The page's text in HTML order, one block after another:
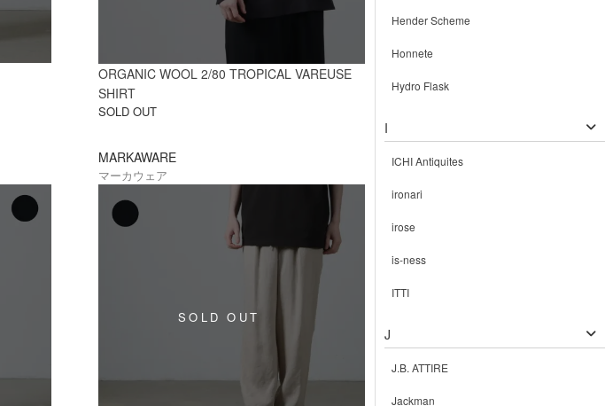
ORGANIC WOOL 2/80 TROPICAL VAREUSE
SHIRT
SOLD OUT
MARKAWARE
マーカウェア
Hender Scheme
Honnete
Hydro Flask
I
ICHI Antiquites
ironari
irose
is-ness
ITTI
J
J.B. ATTIRE
Jackman